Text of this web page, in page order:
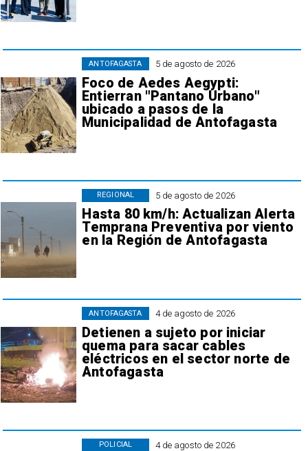
5 de agosto de 2026
Foco de Aedes Aegypti:
Entierran "Pantano Urbano"
ubicado a pasos de la
Municipalidad de Antofagasta
ANTOFAGASTA
5 de agosto de 2026
Hasta 80 km/h: Actualizan Alerta
Temprana Preventiva por viento
en la Región de Antofagasta
REGIONAL
4 de agosto de 2026
Detienen a sujeto por iniciar
quema para sacar cables
eléctricos en el sector norte de
Antofagasta
ANTOFAGASTA
4 de agosto de 2026
POLICIAL